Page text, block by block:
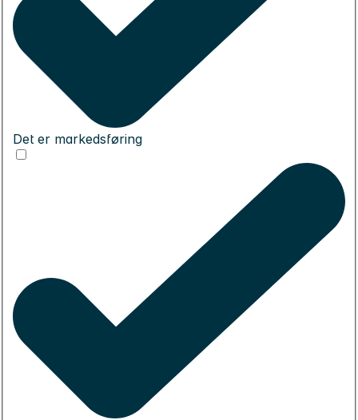
Det er markedsføring